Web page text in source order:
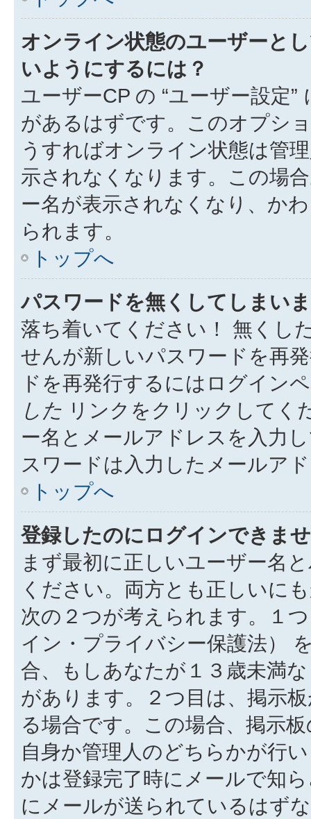
オンライン状態のユーザーと
いようにするには？
ユーザーCP の “ユーザー設定
があるはずです。このオプシ
うすればオンライン状態は管
示されなくなります。この場
ー名が表示されなくなり、か
られます。
トップへ
パスワードを無くしてしまい
落ち着いてください！ 無くし
せんが新しいパスワードを再
ドを再発行するにはログイン
した リンクをクリックしてく
ー名とメールアドレスを入力
スワードは入力したメールア
トップへ
登録したのにログインできま
まず最初に正しいユーザー名
ください。両方とも正しいに
次の２つが考えられます。１
イン・プライバシー保護法）
合、もしあなたが１３歳未満
があります。２つ目は、掲示
る場合です。この場合、掲示
自身か管理人のどちらかが行
かは登録完了時にメールで知
にメールが送られているはず